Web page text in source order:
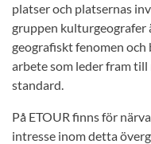
platser och platsernas
gruppen kulturgeografer
geografiskt fenomen
arbete som leder fram
standard.
På ETOUR finns för
intresse inom detta